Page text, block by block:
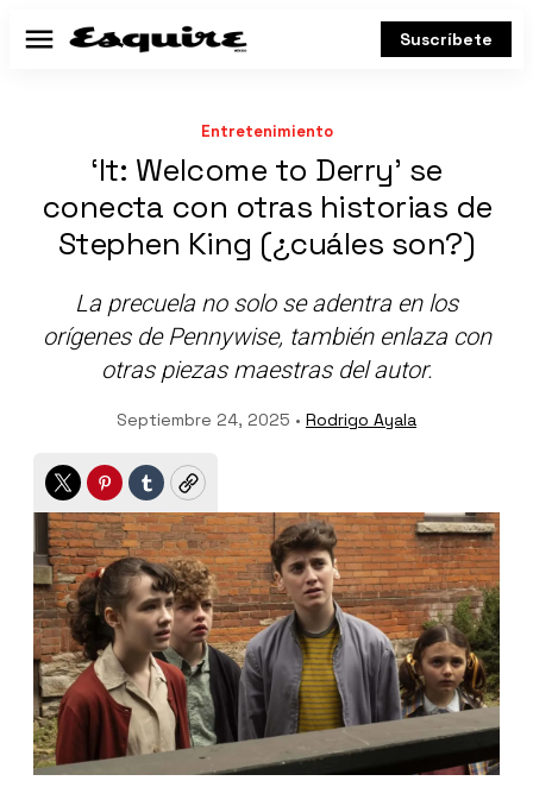
Menú Suscríbete
Entretenimiento
‘It: Welcome to Derry’ se
conecta con otras historias de
Stephen King (¿cuáles son?)
La precuela no solo se adentra en los
orígenes de Pennywise, también enlaza con
otras piezas maestras del autor.
Septiembre 24, 2025 • Rodrigo Ayala
TwitterPinterest
TumblrCopy